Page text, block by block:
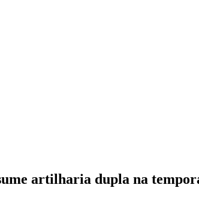
artilharia dupla na